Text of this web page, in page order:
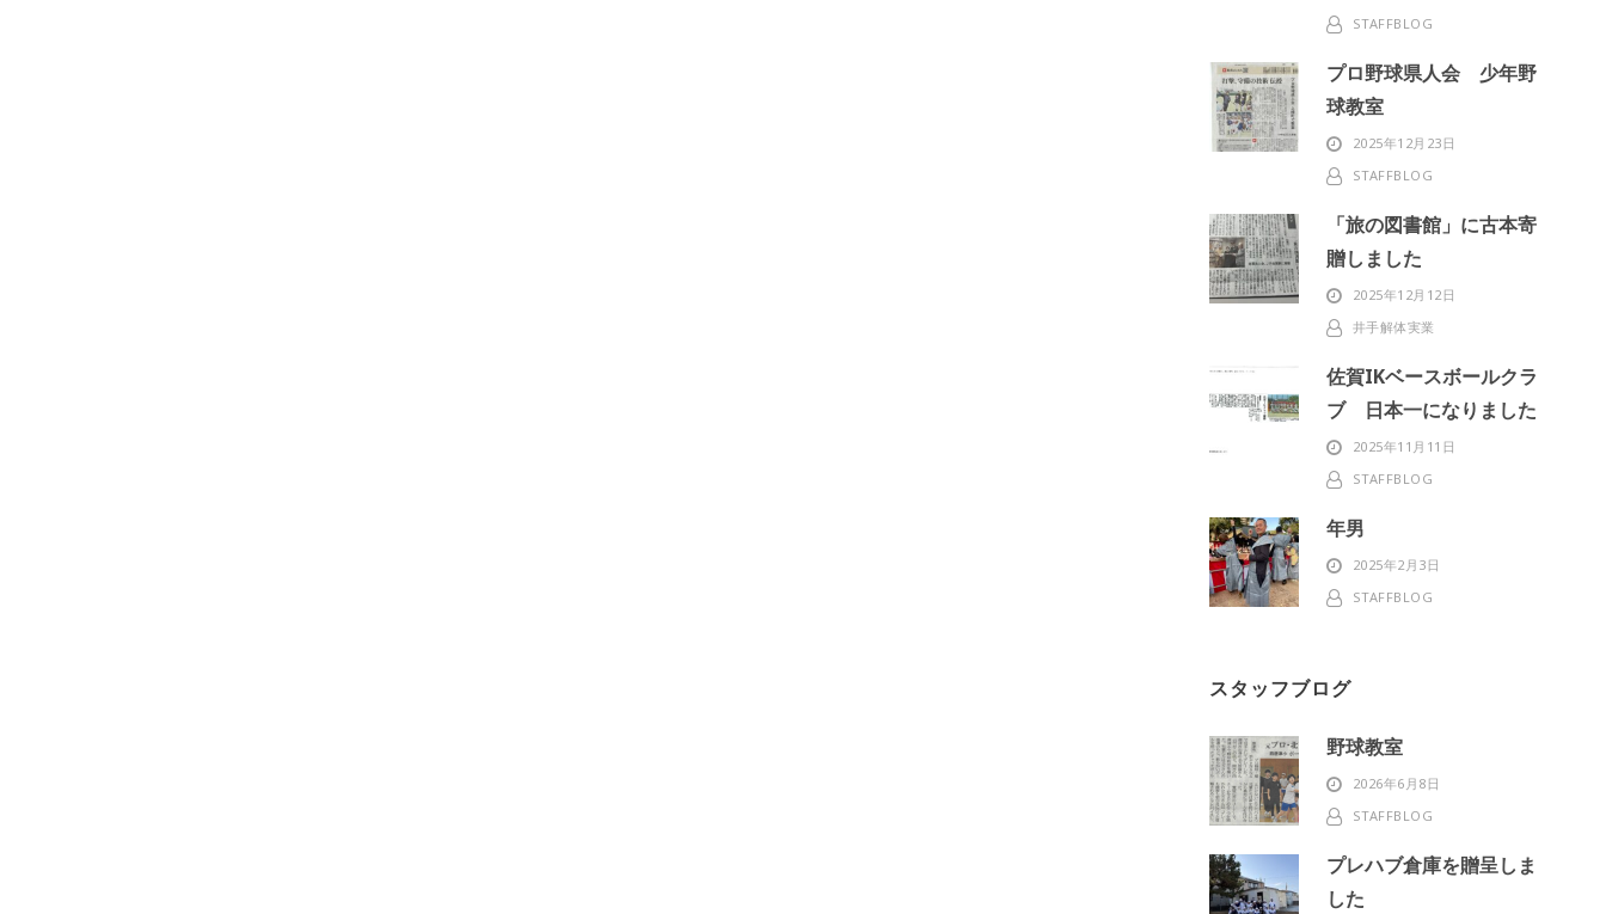
STAFFBLOG
プロ野球県人会 少年野
球教室
2025年12月23日
STAFFBLOG
「旅の図書館」に古本寄
贈しました
2025年12月12日
井手解体実業
佐賀IKベースボールクラ
ブ 日本一になりました
2025年11月11日
STAFFBLOG
年男
2025年2月3日
STAFFBLOG
スタッフブログ
野球教室
2026年6月8日
STAFFBLOG
プレハブ倉庫を贈呈しま
した